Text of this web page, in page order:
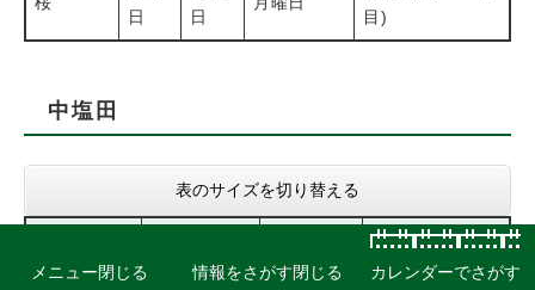
メニュー閉じる 情報をさがす閉じる カレンダーでさがす
日
日
目)
中塩田
表のサイズを切り替える
自治会
燃やせるご
ク付
燃やせないごみ